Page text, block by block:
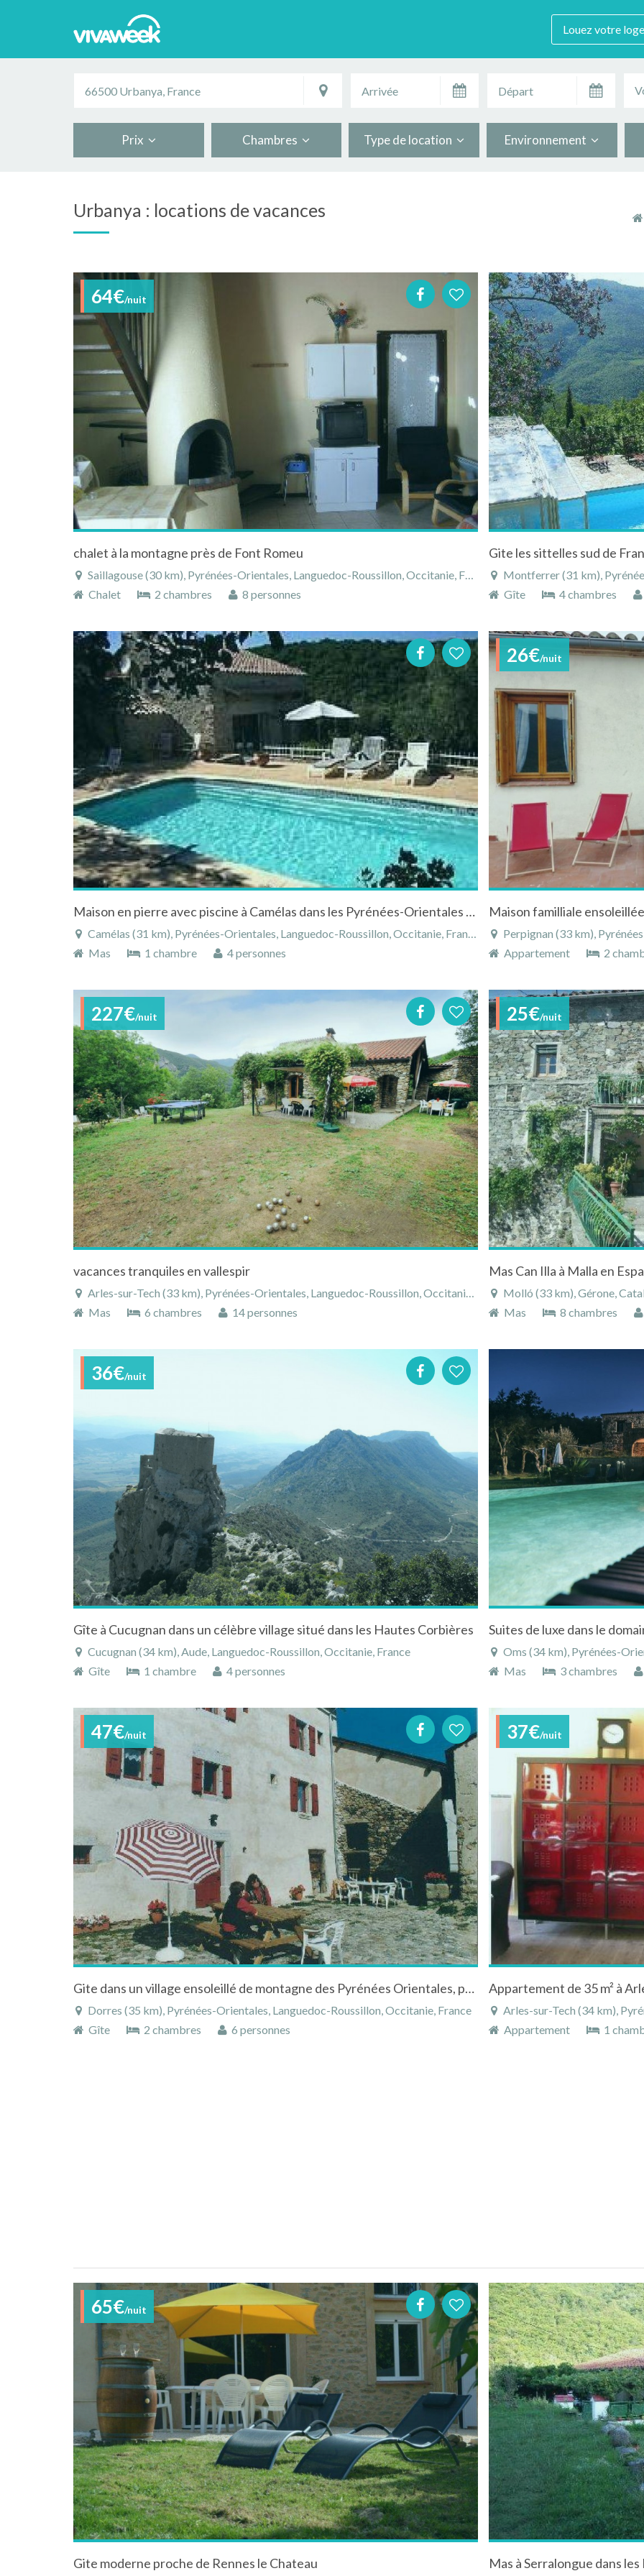
Louez votre
Prix Chambres Type de location Environnement
Urbanya : locations de vacances
64€/nuit
chalet à la montagne près de Font Romeu
Saillagouse (30 km), Pyrénées-Orientales, Languedoc-Roussillon, Occitanie, France
Chalet
2 chambres 8 personnes
Montferrer (31 km),
Gîte
4 chambres
Maison en pierre avec piscine à Camélas dans les Pyrénées-Orientales dans le Languedoc-Roussillon
Camélas (31 km), Pyrénées-Orientales, Languedoc-Roussillon, Occitanie, France
Mas
1 chambre 4 personnes
26€/nuit
Maison familliale ensoleillée
Perpignan (33 km),
Appartement
2
227€/nuit
vacances tranquiles en vallespir
Arles-sur-Tech (33 km), Pyrénées-Orientales, Languedoc-Roussillon, Occitanie, France
Mas
6 chambres 14 personnes
25€/nuit
Mas Can Illa à Malla en
Molló (33 km), Gérone,
Mas
8 chambres
36€/nuit
Gîte à Cucugnan dans un célèbre village situé dans les Hautes Corbières
Cucugnan (34 km), Aude, Languedoc-Roussillon, Occitanie, France
Gîte
1 chambre 4 personnes
Suites de luxe dans le
Oms (34 km), Pyrénées-
Mas
3 chambres
47€/nuit
Gite dans un village ensoleillé de montagne des Pyrénées Orientales, près de Font-Romeu, dans le PNR des Pyrénées Catalanes.
Dorres (35 km), Pyrénées-Orientales, Languedoc-Roussillon, Occitanie, France
Gîte
2 chambres 6 personnes
37€/nuit
Arles-sur-Tech (34 km),
Appartement
1
65€/nuit
Gite moderne proche de Rennes le Chateau